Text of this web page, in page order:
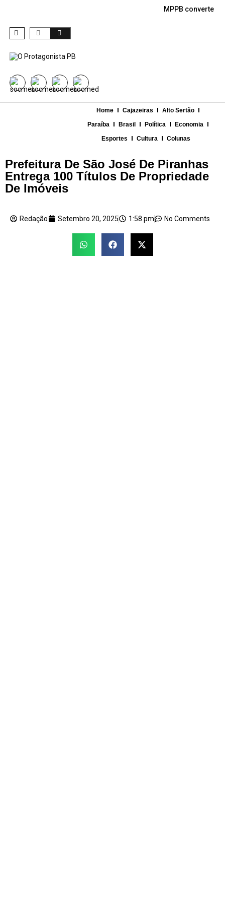
MPPB converte
Home Cajazeiras
Alto Sertão
Paraíba
Brasil Política
Economia
Esportes
Cultura Colunas
Prefeitura De São José De Piranhas
Entrega 100 Títulos De Propriedade
De Imóveis
Redação Setembro 20, 2025 1:58 pm No Comments